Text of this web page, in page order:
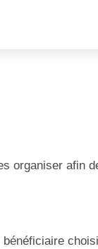
organiser afin